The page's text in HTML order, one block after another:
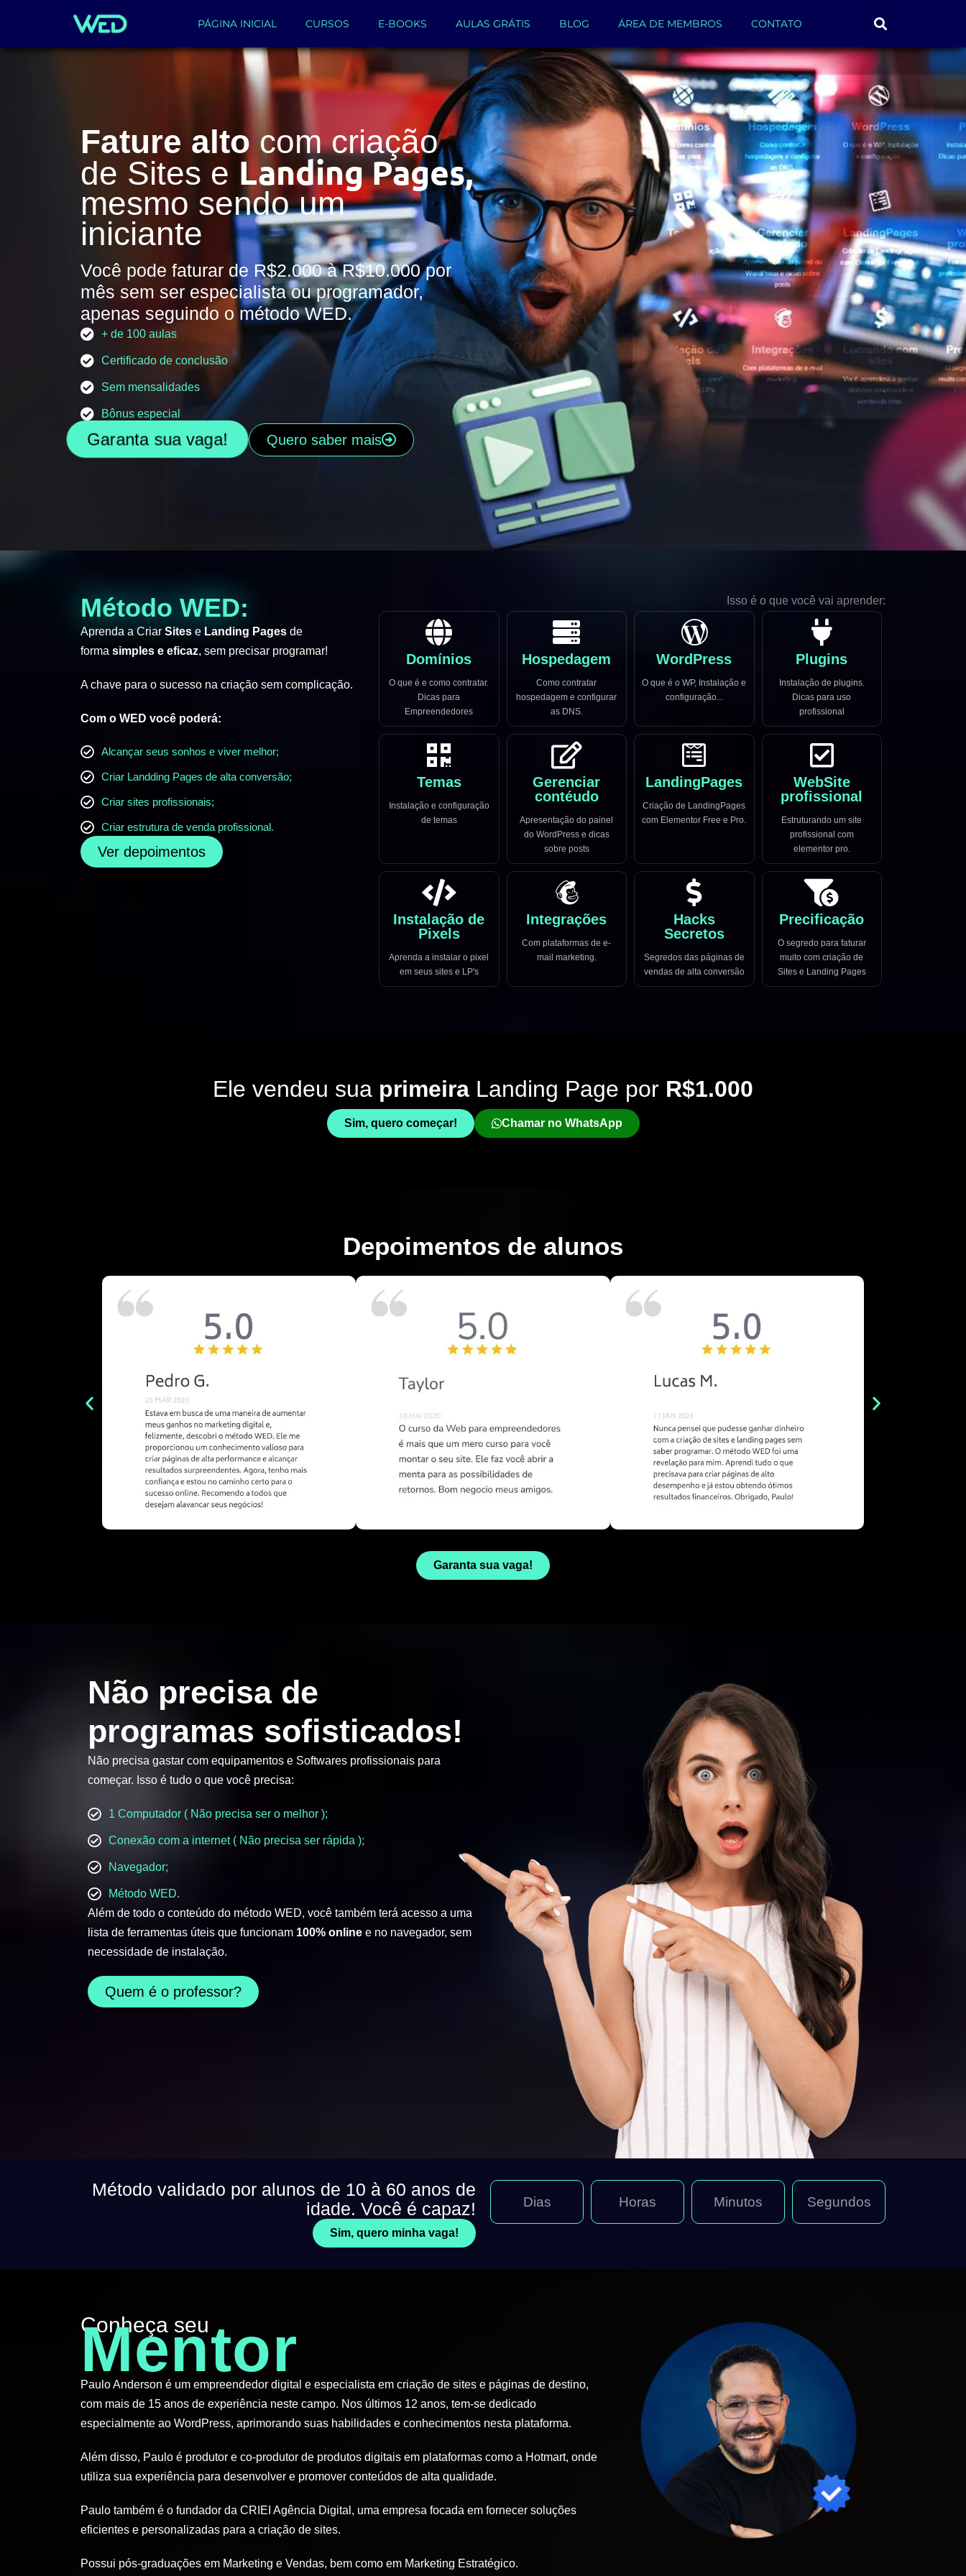
PÁGINA INICIAL CURSOS E-BOOKS AULAS GRÁTIS BLOG ÁREA DE MEMBROS CONTATO
Fature alto com criação
de Sites e Landing Pages,
mesmo sendo um
iniciante
Você pode faturar de R$2.000 à R$10.000 por
mês sem ser especialista ou programador,
apenas seguindo o método WED.
+ de 100 aulas
Certificado de conclusão
Sem mensalidades
Bônus especial
Garanta sua vaga! Quero saber mais
Método WED:
Aprenda a Criar Sites e Landing Pages de
forma simples e eficaz, sem precisar programar!
A chave para o sucesso na criação sem complicação.
Com o WED você poderá:
Alcançar seus sonhos e viver melhor;
Criar Landding Pages de alta conversão;
Criar sites profissionais;
Criar estrutura de venda profissional.
Ver depoimentos
Isso é o que você vai aprender:
Domínios
O que é e como contratar.
Dicas para
Empreendedores
Hospedagem
Como contratar
hospedagem e configurar
as DNS.
WordPress
O que é o WP, Instalação e
configuração...
Plugins
Instalação de plugins.
Dicas para uso
profissional
Temas
Instalação e configuração
de temas
Gerenciar
contéudo
Apresentação do painel
do WordPress e dicas
sobre posts
LandingPages
Criação de LandingPages
com Elementor Free e Pro.
WebSite
profissional
Estruturando um site
profissional com
elementor pro.
Instalação de
Pixels
Aprenda a instalar o pixel
em seus sites e LP's
Integrações
Com plataformas de e-
mail marketing.
Hacks
Secretos
Segredos das páginas de
vendas de alta conversão
Precificação
O segredo para faturar
muito com criação de
Sites e Landing Pages
Ele vendeu sua primeira Landing Page por R$1.000
Sim, quero começar! Chamar no WhatsApp
Depoimentos de alunos
Garanta sua vaga!
Não precisa de
programas sofisticados!
Não precisa gastar com equipamentos e Softwares profissionais para
começar. Isso é tudo o que você precisa:
1 Computador ( Não precisa ser o melhor );
Conexão com a internet ( Não precisa ser rápida );
Navegador;
Método WED.
Além de todo o conteúdo do método WED, você também terá acesso a uma
lista de ferramentas úteis que funcionam 100% online e no navegador, sem
necessidade de instalação.
Quem é o professor?
Método validado por alunos de 10 à 60 anos de
idade. Você é capaz!
Sim, quero minha vaga!
Dias Horas Minutos Segundos
Conheça seu
Mentor
Paulo Anderson é um empreendedor digital e especialista em criação de sites e páginas de destino,
com mais de 15 anos de experiência neste campo. Nos últimos 12 anos, tem-se dedicado
especialmente ao WordPress, aprimorando suas habilidades e conhecimentos nesta plataforma.
Além disso, Paulo é produtor e co-produtor de produtos digitais em plataformas como a Hotmart, onde
utiliza sua experiência para desenvolver e promover conteúdos de alta qualidade.
Paulo também é o fundador da CRIEI Agência Digital, uma empresa focada em fornecer soluções
eficientes e personalizadas para a criação de sites.
Possui pós-graduações em Marketing e Vendas, bem como em Marketing Estratégico.